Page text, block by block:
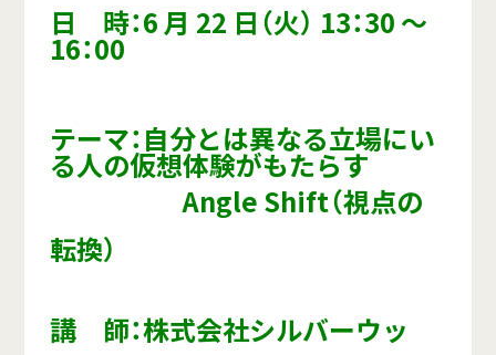
日 時：6 月 22 日（火） 13：30 ～
16：00
テーマ：自分とは異なる立場にい
る人の仮想体験がもたらす
Angle Shift（視点の
転換）
講 師：株式会社シルバーウッ